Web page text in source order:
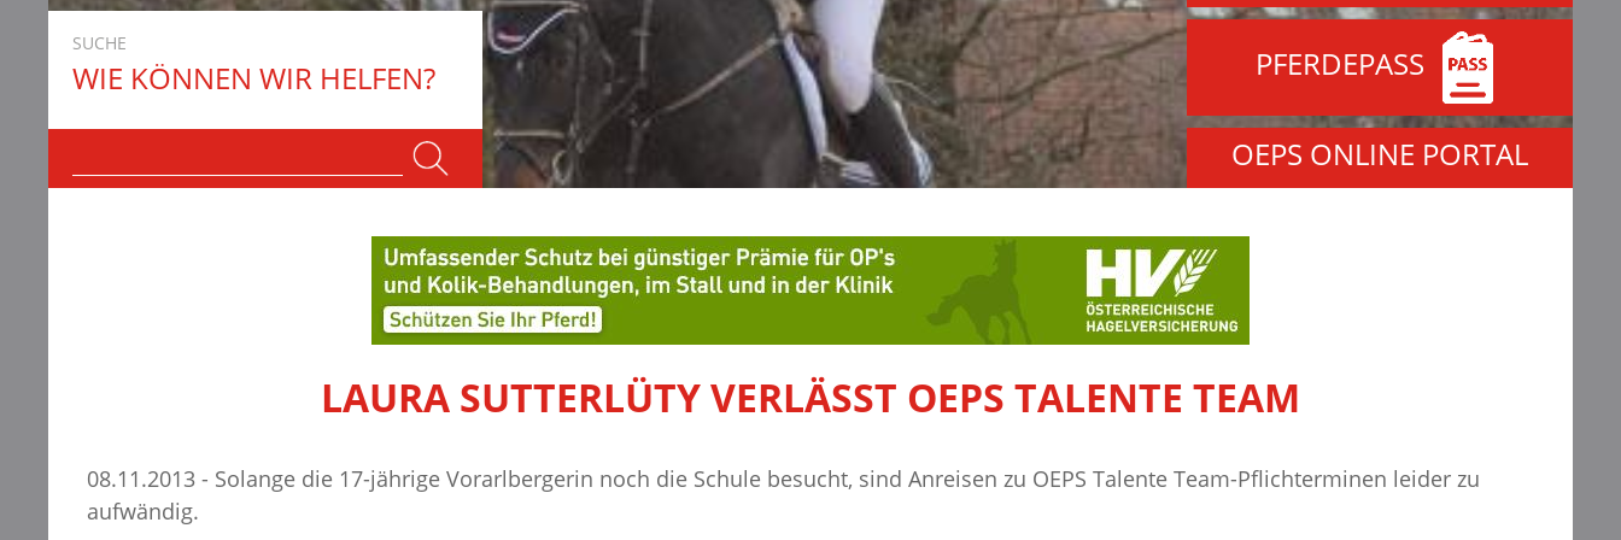
PFERDEPASS
OEPS ONLINE PORTAL
SUCHE
WIE KÖNNEN WIR HELFEN?
LAURA SUTTERLÜTY VERLÄSST OEPS TALENTE TEAM
08.11.2013 - Solange die 17-jährige Vorarlbergerin noch die Schule besucht, sind Anreisen zu OEPS Talente Team-Pflichterminen leider zu
aufwändig.